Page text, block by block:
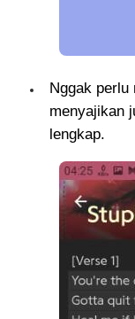
Nggak perlu
menyajikan
lengkap.